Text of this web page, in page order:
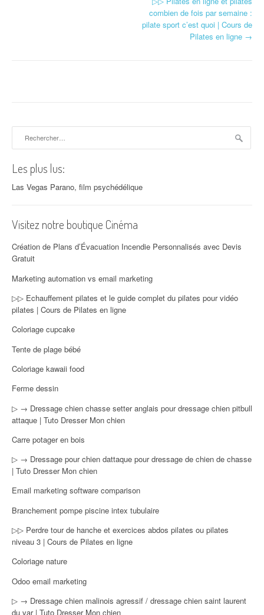
combien de fois par semaine :
pilate sport c’est quoi | Cours de
Pilates en ligne →
Les plus lus:
Las Vegas Parano, film psychédélique
Visitez notre boutique Cinéma
Création de Plans d’Évacuation Incendie Personnalisés avec Devis
Gratuit
Marketing automation vs email marketing
▷▷ Echauffement pilates et le guide complet du pilates pour vidéo
pilates | Cours de Pilates en ligne
Coloriage cupcake
Tente de plage bébé
Coloriage kawaii food
Ferme dessin
▷ → Dressage chien chasse setter anglais pour dressage chien pitbull
attaque | Tuto Dresser Mon chien
Carre potager en bois
▷ → Dressage pour chien dattaque pour dressage de chien de chasse
| Tuto Dresser Mon chien
Email marketing software comparison
Branchement pompe piscine intex tubulaire
▷▷ Perdre tour de hanche et exercices abdos pilates ou pilates
niveau 3 | Cours de Pilates en ligne
Coloriage nature
Odoo email marketing
▷ → Dressage chien malinois agressif / dressage chien saint laurent
du var | Tuto Dresser Mon chien